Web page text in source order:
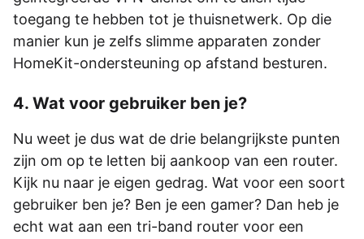
toegang te hebben tot je thuisnetwerk. Op die
manier kun je zelfs slimme apparaten zonder
HomeKit-ondersteuning op afstand besturen.
4. Wat voor gebruiker ben je?
Nu weet je dus wat de drie belangrijkste punten
zijn om op te letten bij aankoop van een router.
Kijk nu naar je eigen gedrag. Wat voor een soort
gebruiker ben je? Ben je een gamer? Dan heb je
echt wat aan een tri-band router voor een